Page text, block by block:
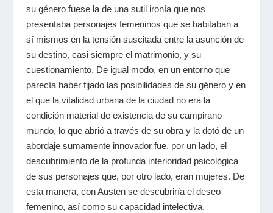
su género fuese la de una sutil ironía que nos
presentaba personajes femeninos que se habitaban a
sí mismos en la tensión suscitada entre la asunción de
su destino, casi siempre el matrimonio, y su
cuestionamiento. De igual modo, en un entorno que
parecía haber fijado las posibilidades de su género y en
el que la vitalidad urbana de la ciudad no era la
condición material de existencia de su campirano
mundo, lo que abrió a través de su obra y la dotó de un
abordaje sumamente innovador fue, por un lado, el
descubrimiento de la profunda interioridad psicológica
de sus personajes que, por otro lado, eran mujeres. De
esta manera, con Austen se descubriría el deseo
femenino, así como su capacidad intelectiva.